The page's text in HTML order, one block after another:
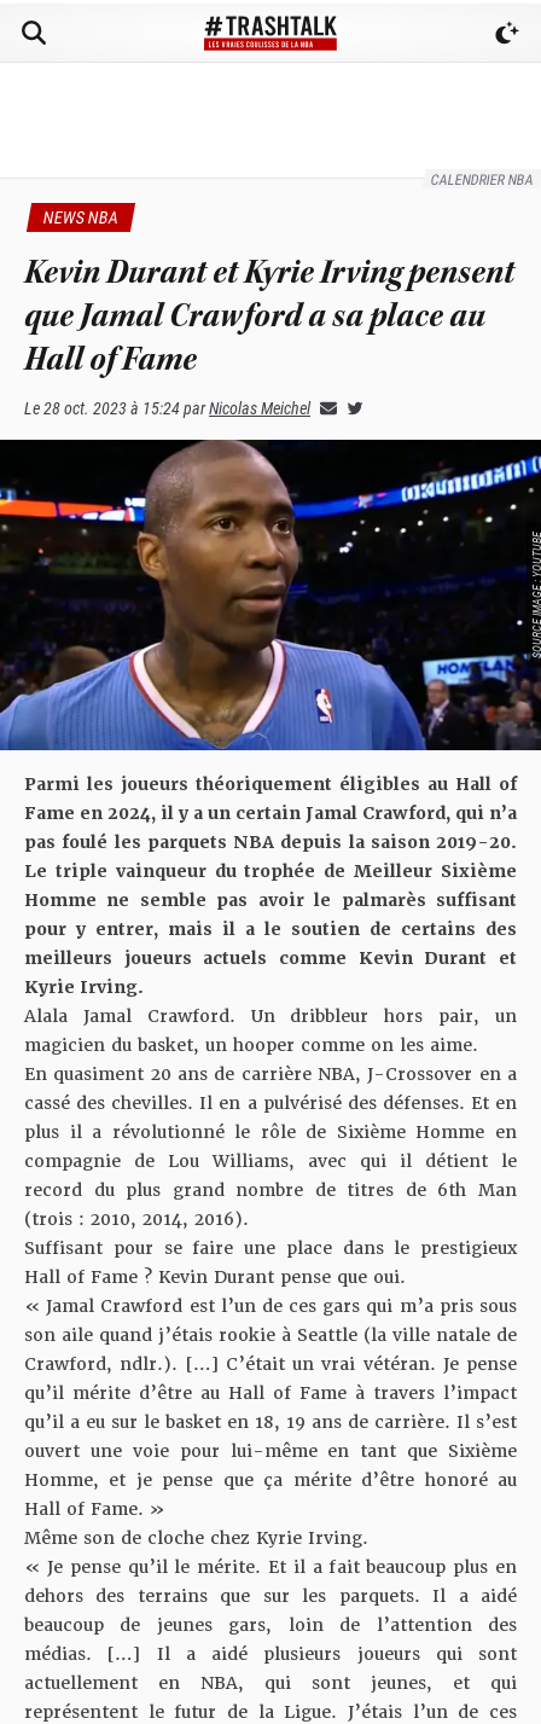
CALENDRIER NBA
NEWS NBA
Kevin Durant et Kyrie Irving pensent
que Jamal Crawford a sa place au
Hall of Fame
Le28 oct. 2023 à 15:24parNicolas Meichel
SOURCE
Parmi les joueurs théoriquement éligibles au Hall of
Fame en 2024, il y a un certain Jamal Crawford, qui n’a
pas foulé les parquets NBA depuis la saison 2019-20.
Le triple vainqueur du trophée de Meilleur Sixième
Homme ne semble pas avoir le palmarès suffisant
pour y entrer, mais il a le soutien de certains des
meilleurs joueurs actuels comme Kevin Durant et
Kyrie Irving.
Alala Jamal Crawford. Un dribbleur hors pair, un
magicien du basket, un hooper comme on les aime.
En quasiment 20 ans de carrière NBA, J-Crossover en a
cassé des chevilles. Il en a pulvérisé des défenses. Et en
plus il a révolutionné le rôle de Sixième Homme en
compagnie de Lou Williams, avec qui il détient le
record du plus grand nombre de titres de 6th Man
(trois : 2010, 2014, 2016).
Suffisant pour se faire une place dans le prestigieux
Hall of Fame ? Kevin Durant pense que oui.
« Jamal Crawford est l’un de ces gars qui m’a pris sous
son aile quand j’étais rookie à Seattle (la ville natale de
Crawford, ndlr.). […] C’était un vrai vétéran. Je pense
qu’il mérite d’être au Hall of Fame à travers l’impact
qu’il a eu sur le basket en 18, 19 ans de carrière. Il s’est
ouvert une voie pour lui-même en tant que Sixième
Homme, et je pense que ça mérite d’être honoré au
Hall of Fame. »
Même son de cloche chez Kyrie Irving.
« Je pense qu’il le mérite. Et il a fait beaucoup plus en
dehors des terrains que sur les parquets. Il a aidé
beaucoup de jeunes gars, loin de l’attention des
médias. […] Il a aidé plusieurs joueurs qui sont
actuellement en NBA, qui sont jeunes, et qui
représentent le futur de la Ligue. J’étais l’un de ces